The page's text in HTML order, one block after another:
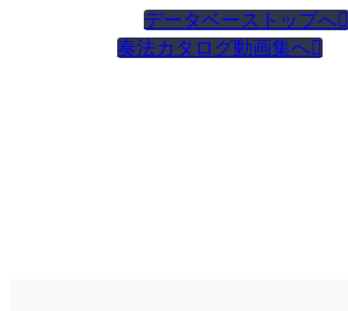
データベーストップへ
奏法カタログ動画集へ